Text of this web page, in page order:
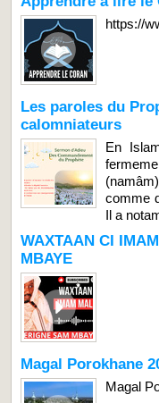
https://
Les paroles du
calomniateurs
En
comme
Il a
WAXTAAN CI
MBAYE
Magal Porokhane
Magal